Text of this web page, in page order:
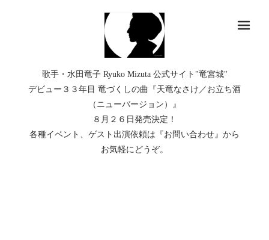
歌手・水田竜子 Ryuko Mizuta 公式サイト"竜宮城"
デビュー３３年目 竜づくしの曲『天竜なさけ／お立ち酒
（ニューバージョン）』
８月２６日発売決定！
各種イベント、ゲスト出演依頼は『お問い合わせ』から
お気軽にどうぞ。